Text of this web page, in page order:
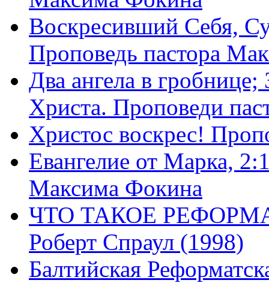
Воскресивший Себя,
Проповедь пастора
Два ангела в
Христа. Проповеди
Христос воскрес!
Евангелие от Марка,
Максима Фокина
ЧТО ТАКОЕ
Роберт Спраул (1998)
Балтийская